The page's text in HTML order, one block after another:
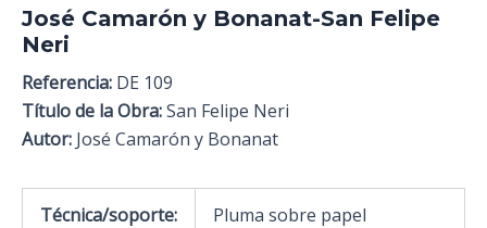
José Camarón y Bonanat-San Felipe
Neri
Referencia: DE 109
Título de la Obra:San Felipe Neri
Autor: José Camarón y Bonanat
Técnica/soporte: Pluma sobre papel